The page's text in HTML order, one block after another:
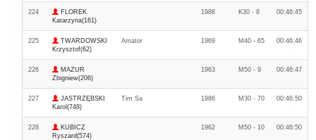
224
FLOREK
Katarzyna(161)
1988 K30 - 8 00:46:45
225
TWARDOWSKI
Krzysztof(62)
Amator 1969 M40 - 65 00:46:46
226
MAZUR
Zbigniew(206)
1963 M50 - 9 00:46:47
227
JASTRZĘBSKI
Karol(748)
Tim Sa 1986 M30 - 70 00:46:50
228
KUBICZ
Ryszard(574)
1962 M50 - 10 00:46:50